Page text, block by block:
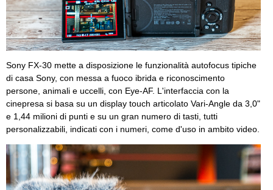
Sony FX-30 mette a disposizione le funzionalità autofocus tipiche
di casa Sony, con messa a fuoco ibrida e riconoscimento
persone, animali e uccelli, con Eye-AF. L'interfaccia con la
cinepresa si basa su un display touch articolato Vari-Angle da 3,0"
e 1,44 milioni di punti e su un gran numero di tasti, tutti
personalizzabili, indicati con i numeri, come d'uso in ambito video.